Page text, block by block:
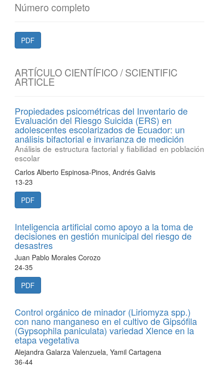
Número completo
PDF
ARTÍCULO CIENTÍFICO / SCIENTIFIC
ARTICLE
Propiedades psicométricas del Inventario de
Evaluación del Riesgo Suicida (ERS) en
adolescentes escolarizados de Ecuador: un
análisis bifactorial e invarianza de medición
Análisis de estructura factorial y fiabilidad en población
escolar
Carlos Alberto Espinosa-Pinos, Andrés Galvis
13-23
PDF
Inteligencia artificial como apoyo a la toma de
decisiones en gestión municipal del riesgo de
desastres
Juan Pablo Morales Corozo
24-35
PDF
Control orgánico de minador (Liriomyza spp.)
con nano manganeso en el cultivo de Gipsófila
(Gypsophila paniculata) variedad Xlence en la
etapa vegetativa
Alejandra Galarza Valenzuela, Yamil Cartagena
36-44